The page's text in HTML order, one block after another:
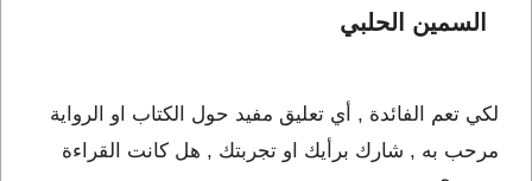
السمين الحلبي
لكي تعم الفائدة , أي تعليق مفيد حول الكتاب او الرواية
مرحب به , شارك برأيك او تجربتك , هل كانت القراءة